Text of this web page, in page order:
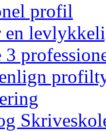
profil
en
3